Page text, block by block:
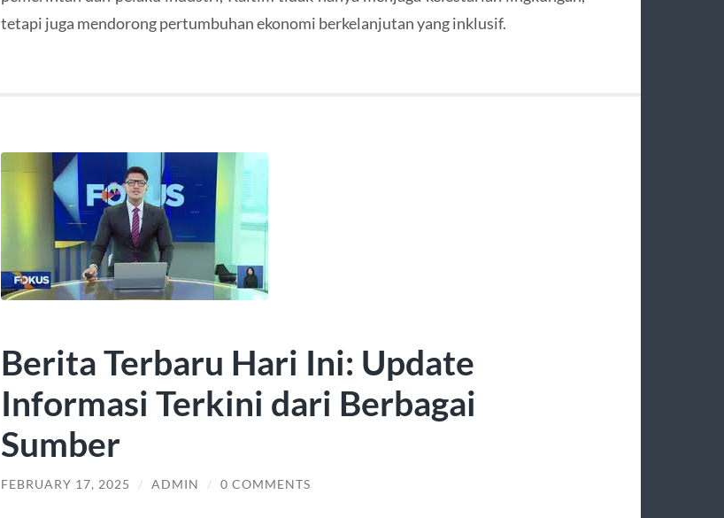
tetapi juga mendorong pertumbuhan ekonomi berkelanjutan yang inklusif.
Berita Terbaru Hari Ini: Update
Informasi Terkini dari Berbagai
Sumber
FEBRUARY 17, 2025 / ADMIN / 0 COMMENTS